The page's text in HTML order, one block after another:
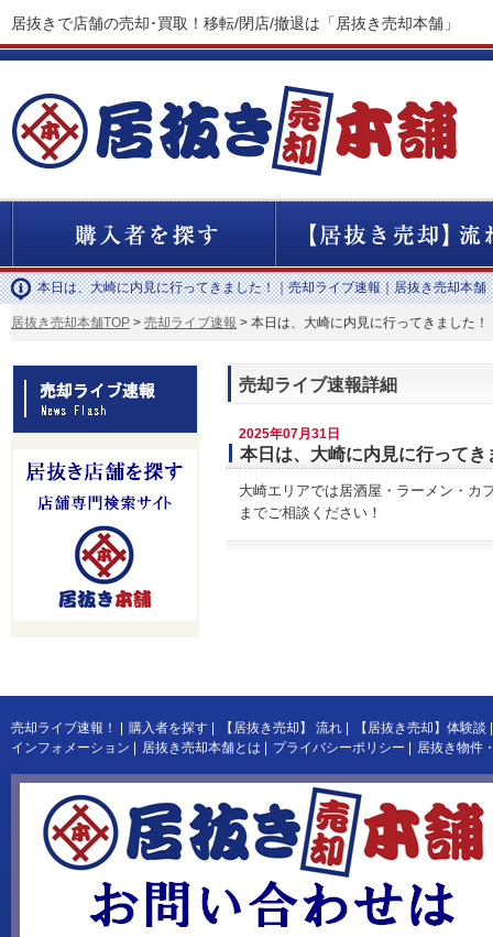
居抜きで店舗の売却･買取！移転/閉店/撤退は「居抜き売却本舗」
本日は、大崎に内見に行ってきました！｜売却ライブ速報｜居抜き売却本舗
居抜き売却本舗TOP > 売却ライブ速報 > 本日は、大崎に内見に行ってきました！
売却ライブ速報詳細
2025年07月31日
本日は、大崎に内見に行ってき
大崎エリアでは居酒屋・ラーメン・カ
までご相談ください！
売却ライブ速報！ 購入者を探す 【居抜き売却】 流れ 【居抜き売却】体験談
インフォメーション
居抜き売却本舗とは プライバシーポリシー 居抜き物件